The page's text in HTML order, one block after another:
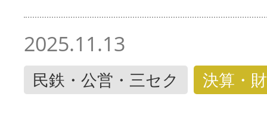
2025.11.13
民鉄・公営・三セク 決算・